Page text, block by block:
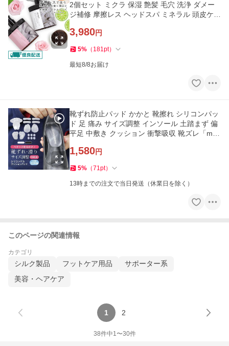
2個セット ミクラ 保湿 艶髪 毛穴 洗浄 ダメー
ジ補修 摩擦レス ヘッドスパ ミネラル 頭皮ケア
3,980円
5% （ 181pt）
最短8/8お届け
靴ずれ防止パッド かかと 靴擦れ シリコンパッ
ド 足 痛み サイズ調整 インソール 土踏まず 偏
平足 中敷き クッション 衝撃吸収 靴ズレ「mer
1,580円
5% （71pt）
13時までの注文で当日発送（休業日を除く）
このページの関連情報
カテゴリ
シルク製品 フットケア用品
サポーター系
美容・ヘアケア
1 2
38件中1〜30件